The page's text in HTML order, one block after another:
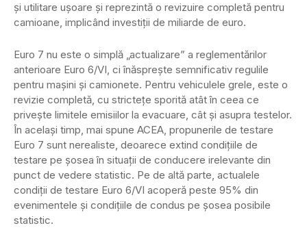
și utilitare ușoare și reprezintă o revizuire completă pentru
camioane, implicând investiții de miliarde de euro.
Euro 7 nu este o simplă „actualizare” a reglementărilor
anterioare Euro 6/VI, ci înăsprește semnificativ regulile
pentru mașini și camionete. Pentru vehiculele grele, este o
revizie completă, cu strictețe sporită atât în ceea ce
privește limitele emisiilor la evacuare, cât și asupra testelor.
În același timp, mai spune ACEA, propunerile de testare
Euro 7 sunt nerealiste, deoarece extind condițiile de
testare pe șosea în situații de conducere irelevante din
punct de vedere statistic. Pe de altă parte, actualele
condiții de testare Euro 6/VI acoperă peste 95% din
evenimentele și condițiile de condus pe șosea posibile
statistic.